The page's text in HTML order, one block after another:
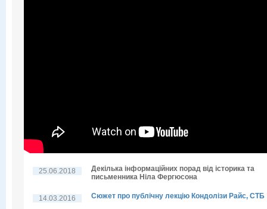
25.06.2018
Декілька інформаційних порад від історика та
письменника Ніла Фергюсона
14.03.2016 Сюжет про публічну лекцію Кондолізи Райс, СТБ